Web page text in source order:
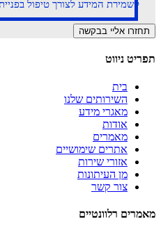
לשמירת המידע לצורך טיפול
תפריט ניווט
בית
השירותים שלנו
מאגרי מידע
אודות
מאמרים
אתרים שימושיים
אזורי שירות
מן העיתונות
צור קשר
מאמרים רלוונטיים